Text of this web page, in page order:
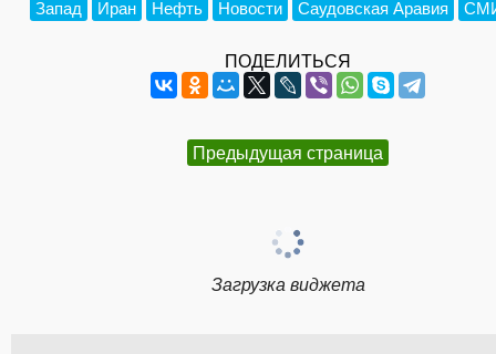
Запад Иран Нефть Новости Саудовская Аравия
ПОДЕЛИТЬСЯ
Предыдущая страница
Загрузка виджета